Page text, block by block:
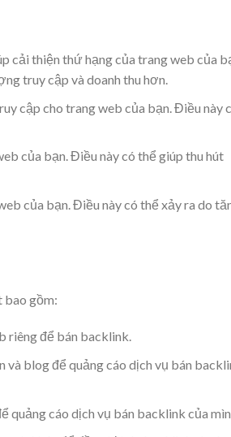
cải thiện thứ hạng của trang web của
truy cập và doanh thu hơn.
cập cho trang web của bạn. Điều này
của bạn. Điều này có thể giúp thu hút
của bạn. Điều này có thể xảy ra do
bao gồm:
riêng để bán backlink.
và blog để quảng cáo dịch vụ bán
quảng cáo dịch vụ bán backlink của